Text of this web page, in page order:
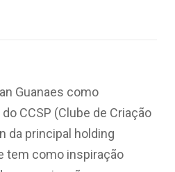
Guanaes como
CCSP (Clube de Criação
da principal holding
tem como inspiração